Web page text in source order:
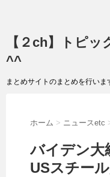
【２ch】トピ
^^
まとめサイトのまとめを行いま
ホーム > ニュースetc
バイデン大
USスチー